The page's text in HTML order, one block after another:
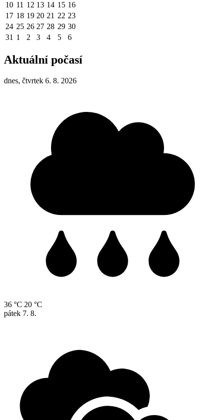
10 11 12 13 14 15 16
17 18 19 20 21 22 23
24 25 26 27 28 29 30
31 1 2 3 4 5 6
Aktuální počasí
dnes, čtvrtek 6. 8. 2026
36 °C 20 °C
pátek 7. 8.